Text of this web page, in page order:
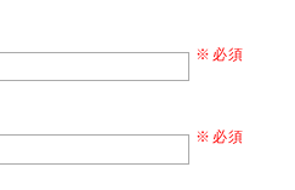
※必須
※必須